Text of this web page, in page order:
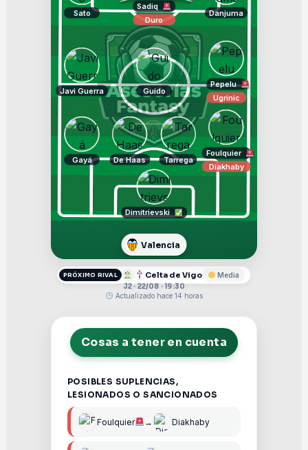
Dimitrievski
Gayá De Haas Tarrega
Foulquier
Diakhaby
Javi Guerra Guido
Pepelu
Ugrinic
Sato
Sadiq
Duro
Danjuma
Valencia
PRÓXIMO RIVAL Celta de Vigo
Media
J2 · 22/08 · 19:30
Actualizado hace 14 horas
Cosas a tener en cuenta
POSIBLES SUPLENCIAS,
LESIONADOS O SANCIONADOS
Foulquier → Diakhaby